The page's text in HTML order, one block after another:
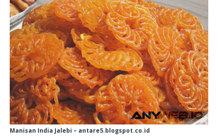
Manisan India Jalebi – antare5.blogspot.co.id